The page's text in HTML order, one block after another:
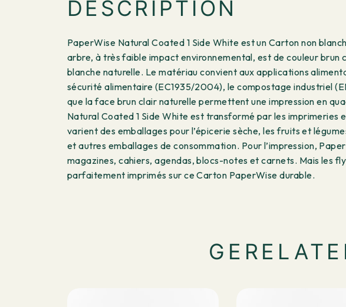
DESCRIPTION
PaperWise Natural Coated 1 Side White est un Carton non
arbre, à très faible impact environnemental, est de couleur brun
blanche naturelle. Le matériau convient aux applications
sécurité alimentaire (EC1935/2004), le compostage industriel
que la face brun clair naturelle permettent une impression en
Natural Coated 1 Side White est transformé par les
varient des emballages pour l’épicerie sèche, les fruits et
et autres emballages de consommation. Pour l’impression,
magazines, cahiers, agendas, blocs-notes et carnets. Mais les
parfaitement imprimés sur ce Carton PaperWise durable.